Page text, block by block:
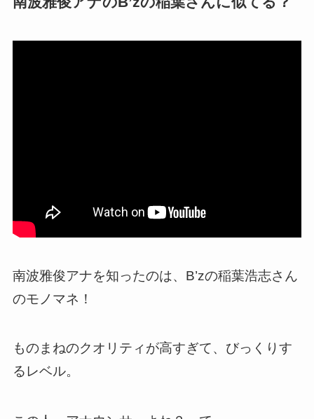
南波雅俊アナを知ったのは、B’zの稲葉浩志さん
のモノマネ！
ものまねのクオリティが高すぎて、びっくりす
るレベル。